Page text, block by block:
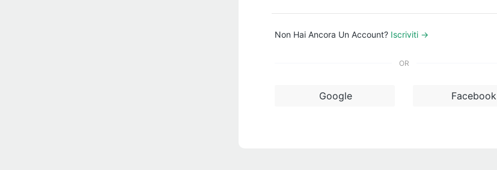
Non Hai Ancora Un Account? Iscriviti →
OR
Google Facebook